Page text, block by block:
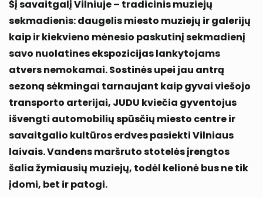
Šį savaitgalį Vilniuje – tradicinis muziejų
sekmadienis: daugelis miesto muziejų ir galerijų
kaip ir kiekvieno mėnesio paskutinį sekmadienį
savo nuolatines ekspozicijas lankytojams
atvers nemokamai. Sostinės upei jau antrą
sezoną sėkmingai tarnaujant kaip gyvai viešojo
transporto arterijai, JUDU kviečia gyventojus
išvengti automobilių spūsčių miesto centre ir
savaitgalio kultūros erdves pasiekti Vilniaus
laivais. Vandens maršruto stotelės įrengtos
šalia žymiausių muziejų, todėl kelionė bus ne tik
įdomi, bet ir patogi.